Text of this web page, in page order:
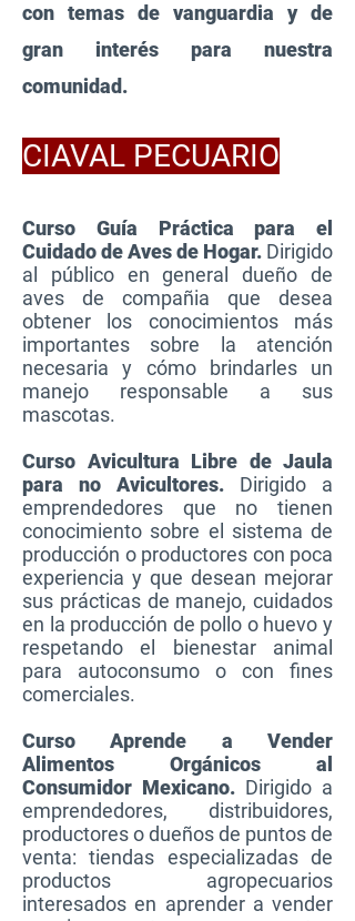
con temas de vanguardia y de
gran interés para nuestra
comunidad.
CIAVAL PECUARIO
Curso Guía Práctica para el
Cuidado de Aves de Hogar. Dirigido
al público en general dueño de
aves de compañia que desea
obtener los conocimientos más
importantes sobre la atención
necesaria y cómo brindarles un
manejo responsable a sus
mascotas.
Curso Avicultura Libre de Jaula
para no Avicultores. Dirigido a
emprendedores que no tienen
conocimiento sobre el sistema de
producción o productores con poca
experiencia y que desean mejorar
sus prácticas de manejo, cuidados
en la producción de pollo o huevo y
respetando el bienestar animal
para autoconsumo o con fines
comerciales.
Curso Aprende a Vender
Alimentos Orgánicos al
Consumidor Mexicano. Dirigido a
emprendedores, distribuidores,
productores o dueños de puntos de
venta: tiendas especializadas de
productos agropecuarios
interesados en aprender a vender